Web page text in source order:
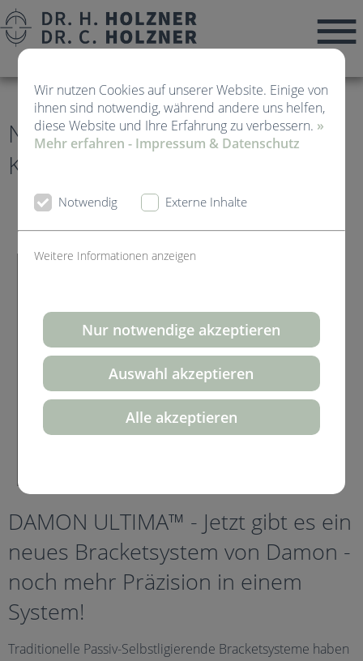
Wir nutzen Cookies auf unserer Website. Einige von
ihnen sind notwendig, während andere uns helfen,
diese Website und Ihre Erfahrung zu verbessern. »
Mehr erfahren - Impressum & Datenschutz
Notwendig Externe Inhalte
Weitere Informationen anzeigen
Nur notwendige akzeptieren
Auswahl akzeptieren
Alle akzeptieren
News von Kieferorthopädie
Kirchheim Teck
DAMON ULTIMA™ - Jetzt gibt es ein
neues Bracketsystem von Damon -
noch mehr Präzision in einem
System!
Traditionelle Passiv-Selbstligierende Bracketsysteme haben